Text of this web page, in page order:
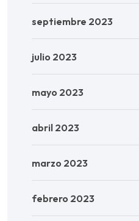
septiembre 2023
julio 2023
mayo 2023
abril 2023
marzo 2023
febrero 2023